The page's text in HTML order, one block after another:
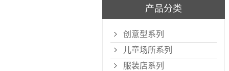
产品分类
创意型系列
儿童场所系列
服装店系列